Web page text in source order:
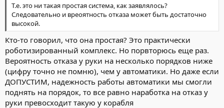
Т.е. это ни такая простая система, как заявлялось?
Следовательно и вреоятность отказа может быть достаточно
высокой.
Кто-то говорил, что она простая? Это практически
роботизированный комплекс. Но порвторюсь еще раз.
Вероятность отказа у руки на несколько порядков ниже
(цифру точно не помню), чем у автоматики. Но даже если
ДОПУСТИМ, надежность работы автоматики мы смогли
поднять на порядок, то все равно наработка на отказ у
руки превосходит такую у корабля